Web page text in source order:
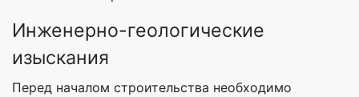
Инженерно-геологические
изыскания
Перед началом строительства необходимо